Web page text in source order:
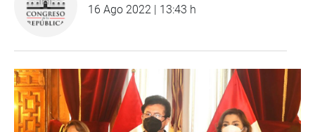
16 Ago 2022 | 13:43 h